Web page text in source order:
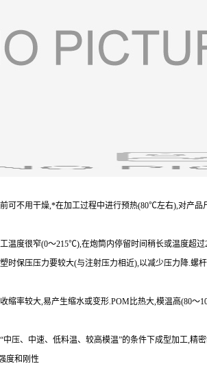
前可不用干燥,*在加工过程中进行预热(80℃左右),对产品
工温度很窄(0～215℃),在炮筒内停留时间稍长或温度超
塑时保压压力要较大(与注射压力相近),以减少压力降.螺
收缩率较大,易产生缩水或变形.POM比热大,模温高(80
“中压、中速、低料温、较高模温”的条件下成型加工,精
度和刚性